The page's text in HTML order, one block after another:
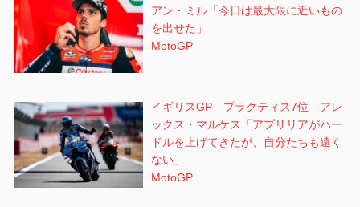
アン・ミル「今日は最大限に近いもの
を出せた」
MotoGP
イギリスGP プラクティス7位 アレ
ックス・マルケス「アプリリアがハー
ドルを上げてきたが、自分たちも遠く
ない」
MotoGP